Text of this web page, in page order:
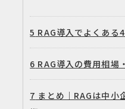
5 RAG導入でよくある
6 RAG導入の費用相場
7 まとめ｜RAGは中小